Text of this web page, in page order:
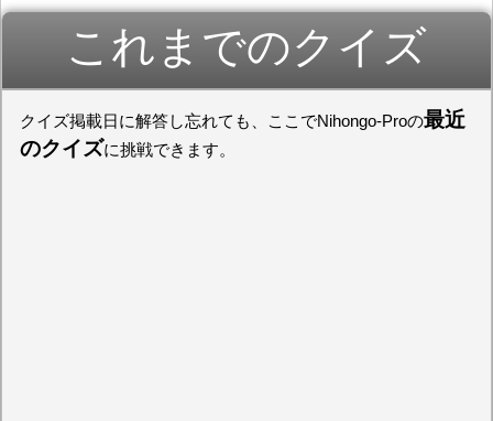
これまでのクイズ
クイズ掲載日に解答し忘れても、ここでNihongo-Proの最近
のクイズに挑戦できます。